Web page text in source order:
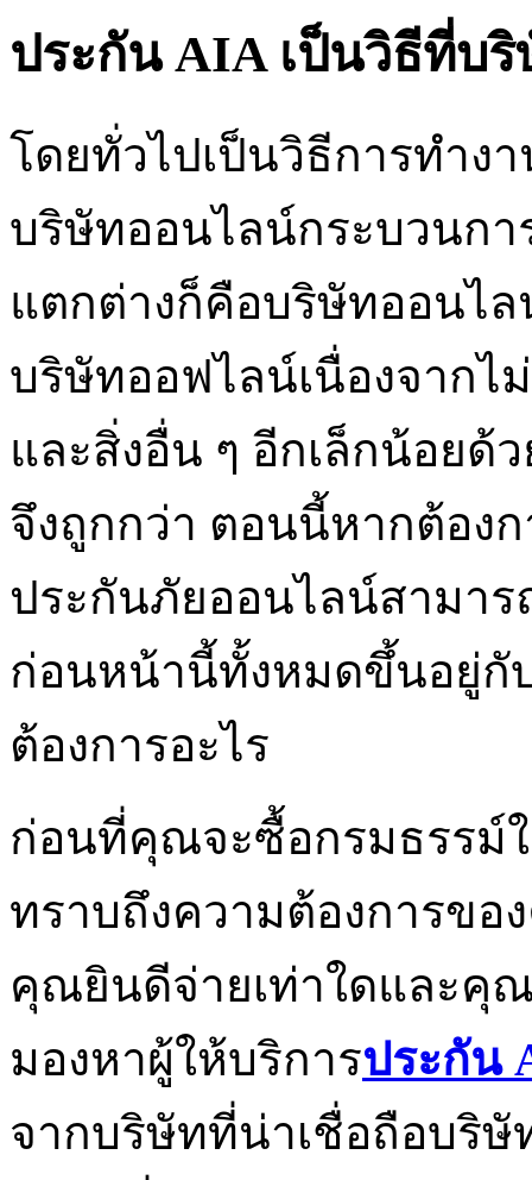
ประกัน AIA เป็นวิธีที่บ
โดยทั่วไปเป็นวิธีการทำง
บริษัทออนไลน์กระบวนก
แตกต่างก็คือบริษัทออนไ
บริษัทออฟไลน์เนื่องจากไ
และสิ่งอื่น ๆ อีกเล็กน้อยด้
จึงถูกกว่า ตอนนี้หากต้อง
ประกันภัยออนไลน์สามาร
ก่อนหน้านี้ทั้งหมดขึ้นอยู่กั
ต้องการอะไร
ก่อนที่คุณจะซื้อกรมธรรม์
ทราบถึงความต้องการข
คุณยินดีจ่ายเท่าใดและคุ
มองหาผู้ให้บริการประกัน
จากบริษัทที่น่าเชื่อถือบริ